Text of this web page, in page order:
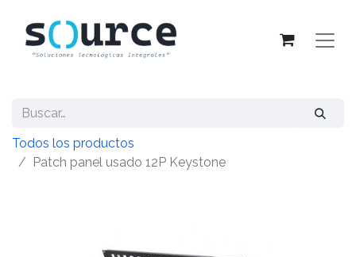
Todos los productos
Patch panel usado 12P Keystone